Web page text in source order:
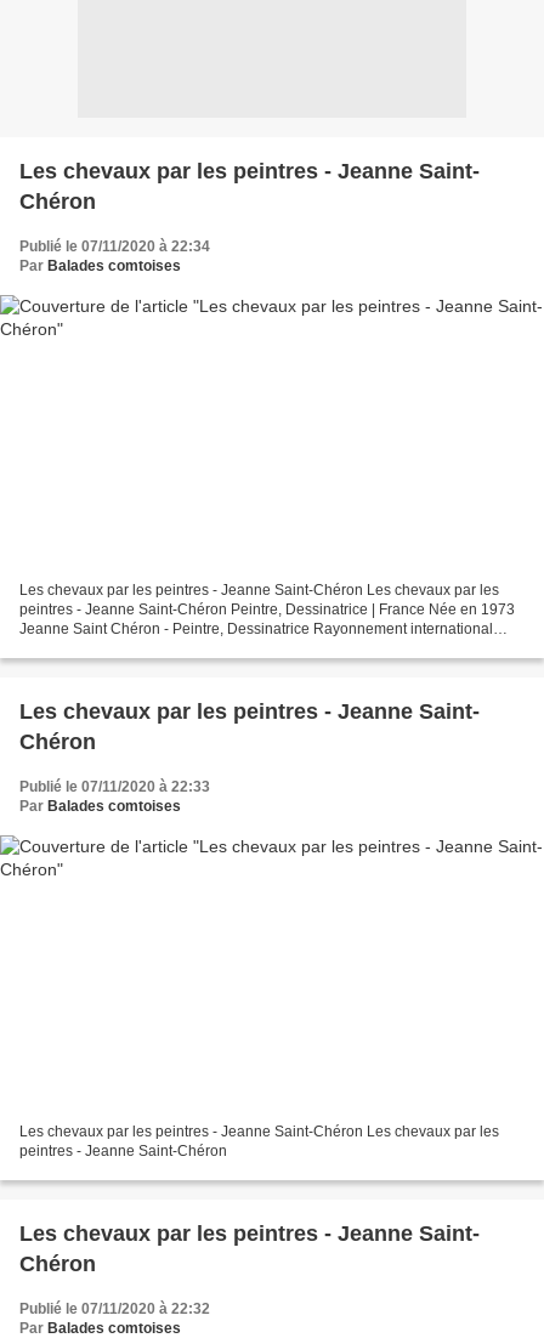
Les chevaux par les peintres - Jeanne Saint-
Chéron
Publié le 07/11/2020 à 22:34
Par Balades comtoises
Les chevaux par les peintres - Jeanne Saint-Chéron Les chevaux par les
peintres - Jeanne Saint-Chéron Peintre, Dessinatrice | France Née en 1973
Jeanne Saint Chéron - Peintre, Dessinatrice Rayonnement international
Les chevaux par les peintres - Jeanne Saint-
Chéron
Publié le 07/11/2020 à 22:33
Par Balades comtoises
Les chevaux par les peintres - Jeanne Saint-Chéron Les chevaux par les
peintres - Jeanne Saint-Chéron
Les chevaux par les peintres - Jeanne Saint-
Chéron
Publié le 07/11/2020 à 22:32
Par Balades comtoises